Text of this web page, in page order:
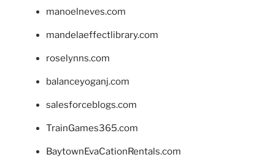
manoelneves.com
mandelaeffectlibrary.com
roselynns.com
balanceyoganj.com
salesforceblogs.com
TrainGames365.com
BaytownEvaCationRentals.com